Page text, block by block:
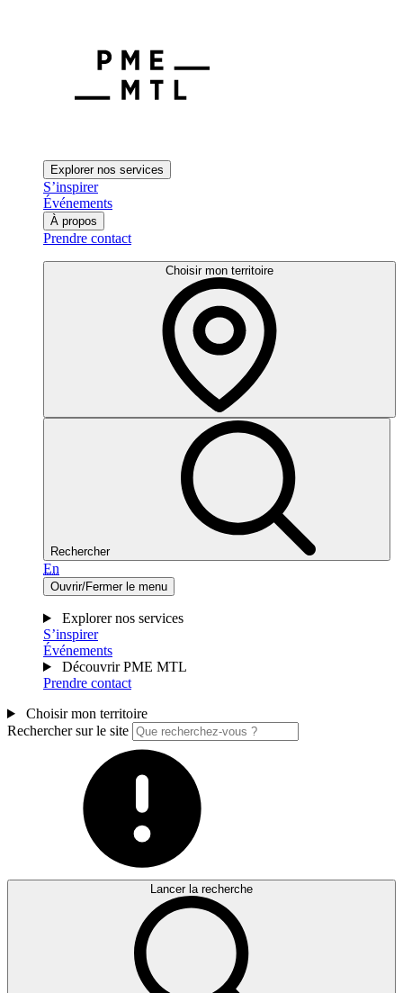
Explorer nos services
S’inspirer
Événements
À propos
Prendre contact
Choisir mon territoire
Rechercher
En
Ouvrir/Fermer le menu
Explorer nos services
S’inspirer
Événements
Découvrir PME MTL
Prendre contact
Choisir mon territoire
Rechercher sur le site
Lancer la recherche